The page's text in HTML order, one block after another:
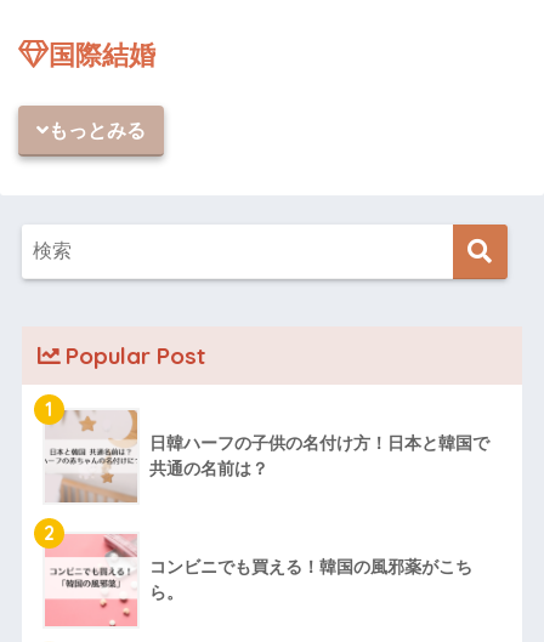
国際結婚
もっとみる
Popular Post
1
日韓ハーフの子供の名付け方！日本と韓国で
共通の名前は？
2
コンビニでも買える！韓国の風邪薬がこち
ら。